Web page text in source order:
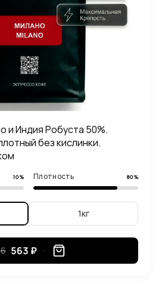
и Индия Робуста 50%.
без кислинки.
10% Плотность 80%
1кг
563 ₽